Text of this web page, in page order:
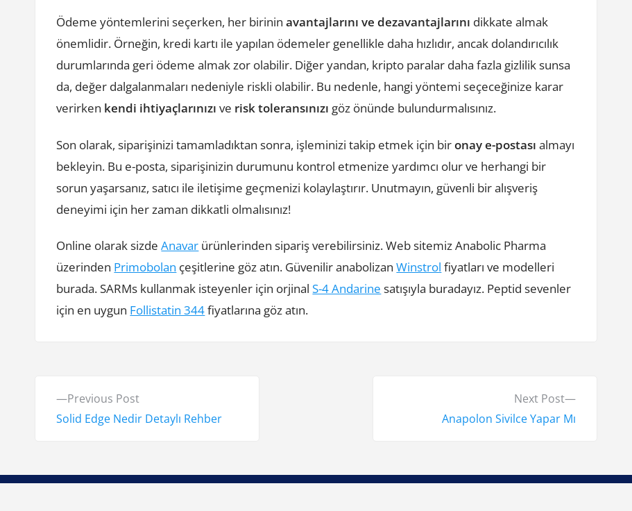
Ödeme yöntemlerini seçerken, her birininavantajlarını ve dezavantajlarını dikkate almak
önemlidir. Örneğin, kredi kartı ile yapılan ödemeler genellikle daha hızlıdır, ancak dolandırıcılık
durumlarında geri ödeme almak zor olabilir. Diğer yandan, kripto paralar daha fazla gizlilik sunsa
da, değer dalgalanmaları nedeniyle riskli olabilir. Bu nedenle, hangi yöntemi seçeceğinize karar
verirken kendi ihtiyaçlarınızı ve risk toleransınızı göz önünde bulundurmalısınız.
Son olarak, siparişinizi tamamladıktan sonra, işleminizi takip etmek için bironay e-postası almayı
bekleyin. Bu e-posta, siparişinizin durumunu kontrol etmenize yardımcı olur ve herhangi bir
sorun yaşarsanız, satıcı ile iletişime geçmenizi kolaylaştırır. Unutmayın, güvenli bir alışveriş
deneyimi için her zaman dikkatli olmalısınız!
Online olarak sizdeAnavar ürünlerinden sipariş verebilirsiniz. Web sitemiz Anabolic Pharma
üzerinden Primobolan çeşitlerine göz atın. Güvenilir anabolizanWinstrol fiyatları ve modelleri
burada. SARMs kullanmak isteyenler için orjinalS-4 Andarine satışıyla buradayız. Peptid sevenler
için en uygun Follistatin 344fiyatlarına göz atın.
ı
Previous PostP
r
i
Solid Edge Nedir Detaylı Rehber
Next Post
N
e
p
Anapolon Sivilce Yapar Mı